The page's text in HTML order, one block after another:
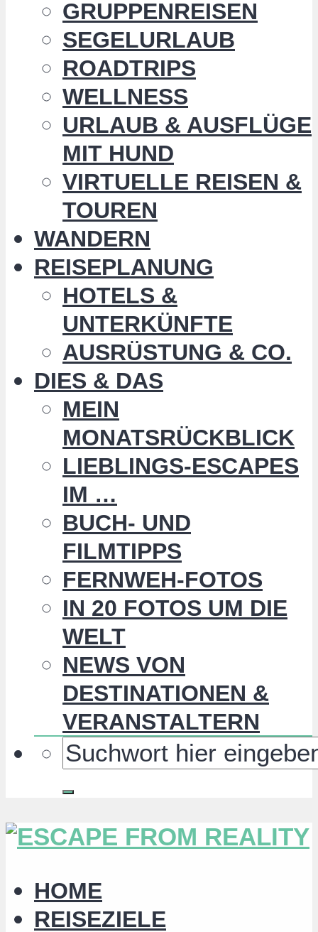
GRUPPENREISEN
SEGELURLAUB
ROADTRIPS
WELLNESS
URLAUB & AUSFLÜGE
MIT HUND
VIRTUELLE REISEN &
TOUREN
WANDERN
REISEPLANUNG
HOTELS &
UNTERKÜNFTE
AUSRÜSTUNG & CO.
DIES & DAS
MEIN
MONATSRÜCKBLICK
LIEBLINGS-ESCAPES
IM …
BUCH- UND
FILMTIPPS
FERNWEH-FOTOS
IN 20 FOTOS UM DIE
WELT
NEWS VON
DESTINATIONEN &
VERANSTALTERN
HOME
REISEZIELE